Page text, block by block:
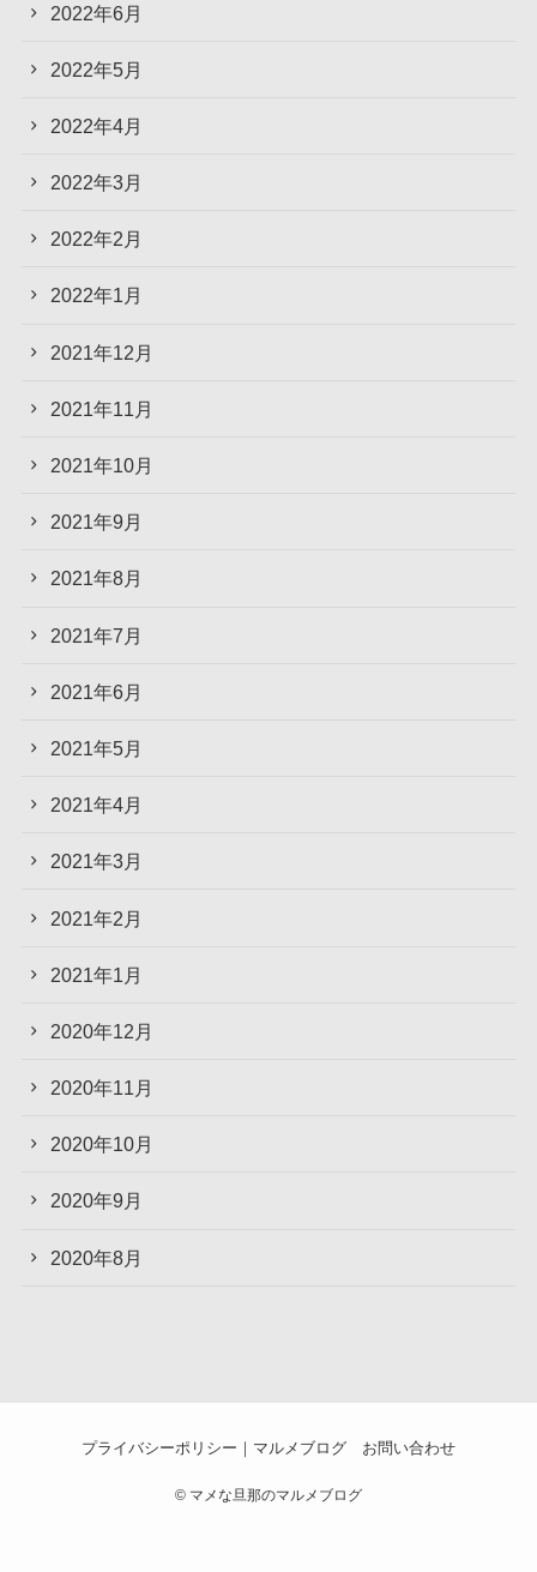
2022年6月
2022年5月
2022年4月
2022年3月
2022年2月
2022年1月
2021年12月
2021年11月
2021年10月
2021年9月
2021年8月
2021年7月
2021年6月
2021年5月
2021年4月
2021年3月
2021年2月
2021年1月
2020年12月
2020年11月
2020年10月
2020年9月
2020年8月
プライバシーポリシー｜マルメブログ お問い合わせ
© マメな旦那のマルメブログ